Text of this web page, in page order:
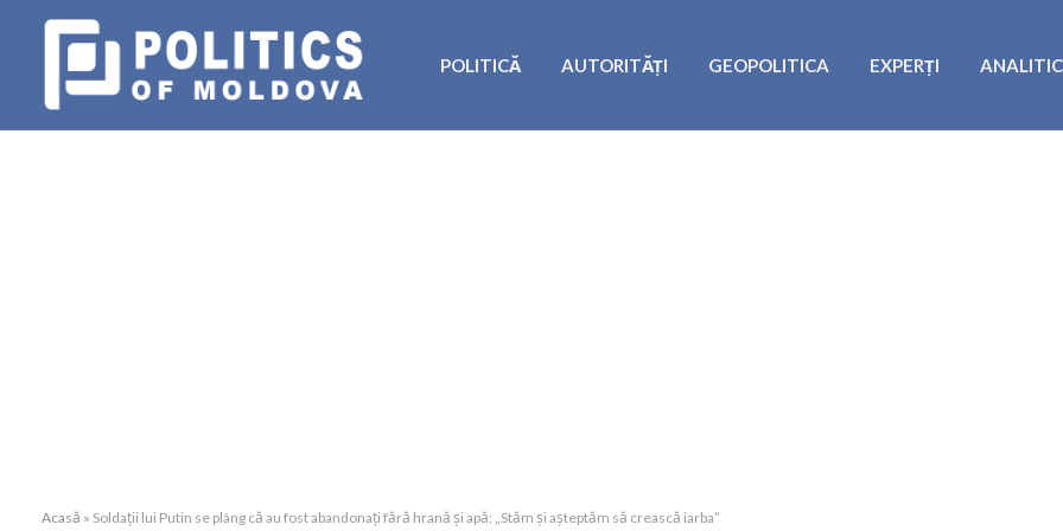
POLITICĂ AUTORITĂȚI GEOPOLITICA EXPERȚI
Acasă » Soldații lui Putin se plâng că au fost abandonați fără hrană și apă: „Stăm și așteptăm să crească iarba”